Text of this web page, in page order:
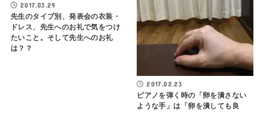
2017.03.29
先生のタイプ別、発表会の衣装・
ドレス、先生へのお礼で気をつけ
たいこと。そして先生へのお礼
は？？
2017.02.23
ピアノを弾く時の「卵を潰さない
ような手」は「卵を潰しても良